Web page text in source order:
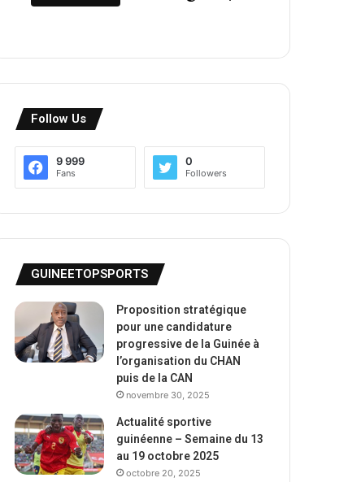
Follow Us
9 999
Fans
0
Followers
GUINEETOPSPORTS
Proposition stratégique
pour une candidature
progressive de la Guinée à
l’organisation du CHAN
puis de la CAN
novembre 30, 2025
Actualité sportive
guinéenne – Semaine du 13
au 19 octobre 2025
octobre 20, 2025